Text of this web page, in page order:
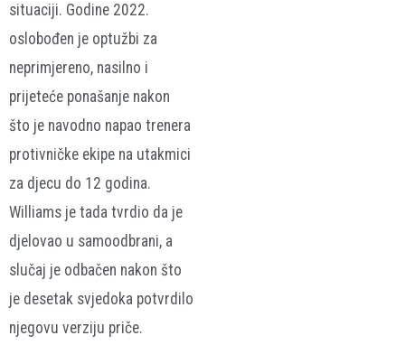
situaciji. Godine 2022.
oslobođen je optužbi za
neprimjereno, nasilno i
prijeteće ponašanje nakon
što je navodno napao trenera
protivničke ekipe na utakmici
za djecu do 12 godina.
Williams je tada tvrdio da je
djelovao u samoodbrani, a
slučaj je odbačen nakon što
je desetak svjedoka potvrdilo
njegovu verziju priče.